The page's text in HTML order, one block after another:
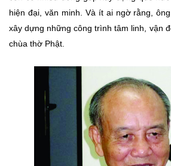
hiện đại, văn minh. Và ít ai ngờ rằng,
xây dựng những công trình tâm linh, vận
chùa thờ Phật.